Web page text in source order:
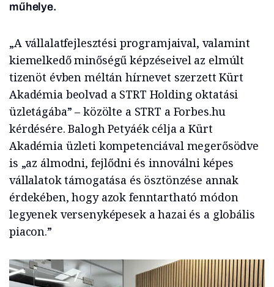
műhelye.
„A vállalatfejlesztési programjaival, valamint
kiemelkedő minőségű képzéseivel az elmúlt
tizenöt évben méltán hírnevet szerzett Kürt
Akadémia beolvad a STRT Holding oktatási
üzletágába” – közölte a STRT a Forbes.hu
kérdésére. Balogh Petyáék célja a Kürt
Akadémia üzleti kompetenciával megerősödve
is „az álmodni, fejlődni és innoválni képes
vállalatok támogatása és ösztönzése annak
érdekében, hogy azok fenntartható módon
legyenek versenyképesek a hazai és a globális
piacon.”